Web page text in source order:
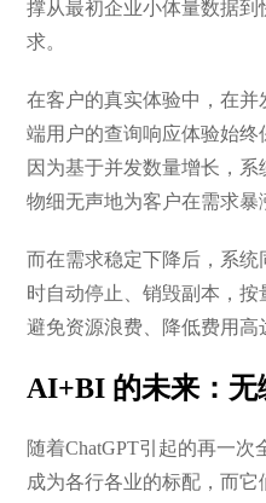
撑从最初企业小体量数据
求。
在客户的真实体验中，在并
端用户的查询响应体验始
因为基于并发数量增长，
物细无声地为客户在需求暴
而在需求稳定下降后，系
时自动停止、销毁副本，按
避免资源浪费、降低费用高
AI+BI 的未来：无
随着ChatGPT引起的再一
成为各行各业的标配，而